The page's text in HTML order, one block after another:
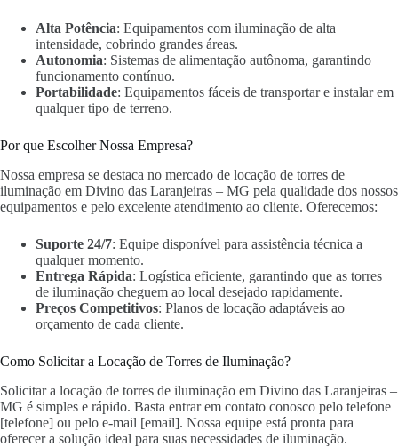
Alta Potência: Equipamentos com iluminação de alta
intensidade, cobrindo grandes áreas.
Autonomia: Sistemas de alimentação autônoma, garantindo
funcionamento contínuo.
Portabilidade: Equipamentos fáceis de transportar e instalar em
qualquer tipo de terreno.
Por que Escolher Nossa Empresa?
Nossa empresa se destaca no mercado de locação de torres de
iluminação em Divino das Laranjeiras – MG pela qualidade dos nossos
equipamentos e pelo excelente atendimento ao cliente. Oferecemos:
Suporte 24/7: Equipe disponível para assistência técnica a
qualquer momento.
Entrega Rápida: Logística eficiente, garantindo que as torres
de iluminação cheguem ao local desejado rapidamente.
Preços Competitivos: Planos de locação adaptáveis ao
orçamento de cada cliente.
Como Solicitar a Locação de Torres de Iluminação?
Solicitar a locação de torres de iluminação em Divino das Laranjeiras –
MG é simples e rápido. Basta entrar em contato conosco pelo telefone
[telefone] ou pelo e-mail [email]. Nossa equipe está pronta para
oferecer a solução ideal para suas necessidades de iluminação.